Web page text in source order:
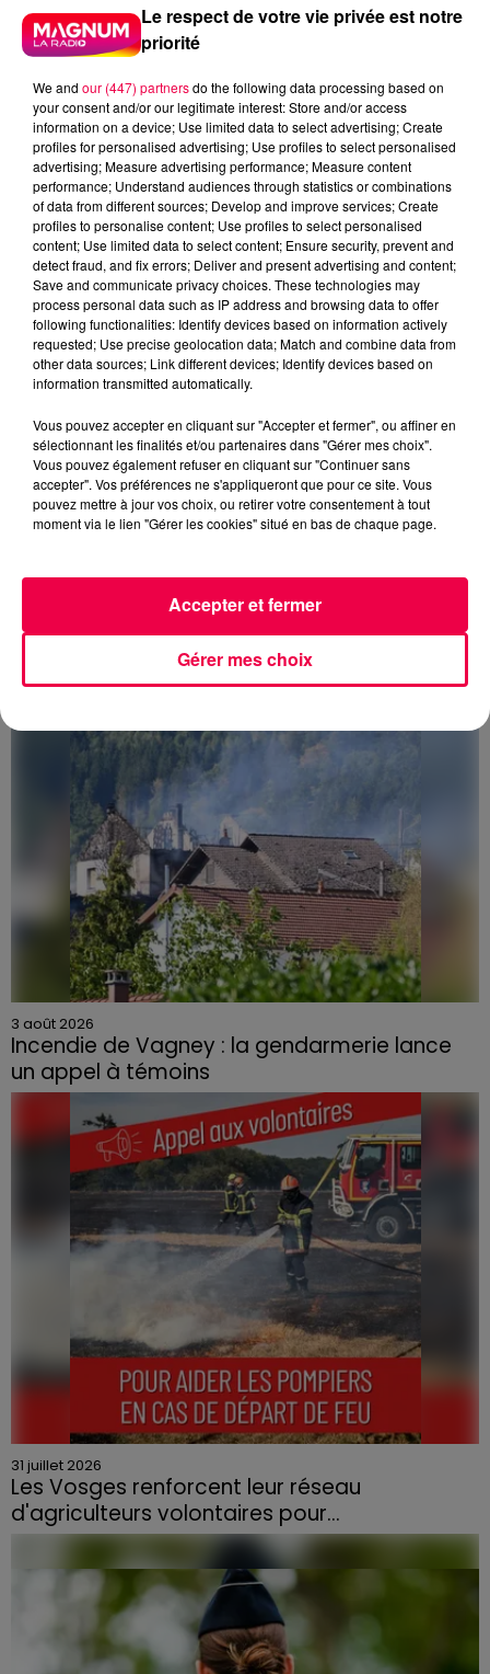
5 août 2026
Des assiettes Linvosges rappelées pour
excès de plomb
Du plomb a été détecté dans deux assiettes en
céramique vendues entre 2020 et 2022 par Linvosges.
3 août 2026
PRÉVIFEUX : "il faut avoir une culture du risque"
dans les Vosges
3 août 2026
Incendie de Vagney : la gendarmerie lance
un appel à témoins
Le feu, parti d'une haie avant de se propager au
quartier résidentiel, avait détruit deux habitations et
contraint à l'évacuation d'une centaine de personnes.
31 juillet 2026
Les Vosges renforcent leur réseau
d'agriculteurs volontaires pour...
Face à la sécheresse et aux risques de départs de feu,
la Chambre d'agriculture des Vosges a lancé un appel
aux agriculteurs volontaires pour venir en aide...
Le respect de votre vie privée est notre
priorité
We and our (447) partnersdo the following data processing based on
your consent and/or our legitimate interest: Store and/or access
information on a device; Use limited data to select advertising; Create
profiles for personalised advertising; Use profiles to select personalised
advertising; Measure advertising performance; Measure content
performance; Understand audiences through statistics or combinations
of data from different sources; Develop and improve services; Create
profiles to personalise content; Use profiles to select personalised
content; Use limited data to select content; Ensure security, prevent and
detect fraud, and fix errors; Deliver and present advertising and content;
Save and communicate privacy choices. These technologies may
process personal data such as IP address and browsing data to offer
following functionalities: Identify devices based on information actively
requested; Use precise geolocation data; Match and combine data from
other data sources; Link different devices; Identify devices based on
information transmitted automatically.
Vous pouvez accepter en cliquant sur "Accepter et fermer", ou affiner en
sélectionnant les finalités et/ou partenaires dans "Gérer mes choix".
Vous pouvez également refuser en cliquant sur "Continuer sans
accepter". Vos préférences ne s'appliqueront que pour ce site. Vous
pouvez mettre à jour vos choix, ou retirer votre consentement à tout
moment via le lien "Gérer les cookies" situé en bas de chaque page.
Gérer mes choix
Accepter et fermer